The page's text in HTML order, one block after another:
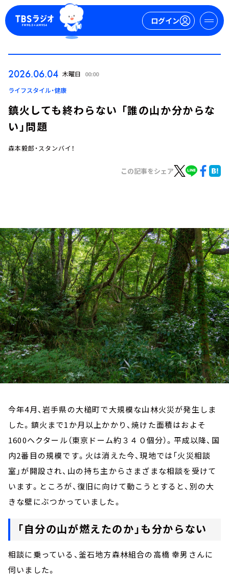
ログイン
ログイン
お知らせ
イベント・グッズ
YouTube
会社情報
2026.06.04 木曜日 00:00
ライフスタイル・健康
鎮火しても終わらない 「誰の山か分からな
い」問題
森本毅郎・スタンバイ！
この記事をシェア
今年4月、岩手県の大槌町で大規模な山林火災が発生しま
した。鎮火まで1か月以上かかり、焼けた面積はおよそ
1600ヘクタール（東京ドーム約３４０個分）。平成以降、国
内2番目の規模です。火は消えた今、現地では「火災相談
室」が開設され、山の持ち主からさまざまな相談を受けて
います。ところが、復旧に向けて動こうとすると、別の大
きな壁にぶつかっていました。
「自分の山が燃えたのか」も分からない
相談に乗っている、釜石地方森林組合の高橋 幸男さんに
伺いました。